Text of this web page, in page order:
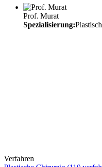
Prof. Murat
Spezialisierung:
Verfahren